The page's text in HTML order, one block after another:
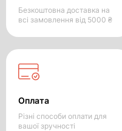
Безкоштовна доставка на
всі замовлення від 5000 ₴
Оплата
Різні способи оплати для
вашої зручності